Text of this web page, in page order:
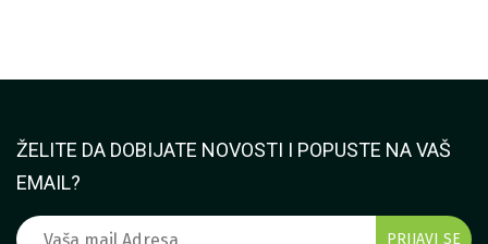
ŽELITE DA DOBIJATE NOVOSTI I POPUSTE NA VAŠ
EMAIL?